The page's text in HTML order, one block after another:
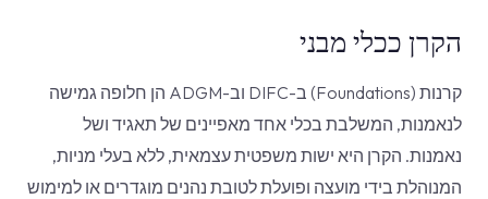
הקרן ככלי מבני
קרנות (Foundations) ב-DIFC וב-ADGM הן חלופה גמישה
לנאמנות, המשלבת בכלי אחד מאפיינים של תאגיד ושל
נאמנות. הקרן היא ישות משפטית עצמאית, ללא בעלי מניות,
המנוהלת בידי מועצה ופועלת לטובת נהנים מוגדרים או למימוש